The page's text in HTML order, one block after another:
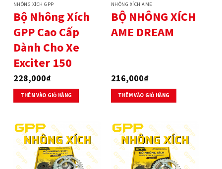
NHÔNG XÍCH GPP
Bộ Nhông Xích
GPP Cao Cấp
Dành Cho Xe
Exciter 150
228,000₫
THÊM VÀO GIỎ HÀNG
NHÔNG XÍCH AME
BỘ NHÔNG XÍCH
AME DREAM
216,000₫
THÊM VÀO GIỎ HÀNG